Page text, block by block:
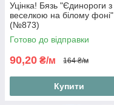
Уцінка! Бязь "Єдинороги з
веселкою на білому фоні"
(№873)
Готово до відправки
90,20 ₴/м 164 ₴/м
Купити